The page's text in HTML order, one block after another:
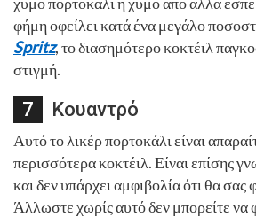
φήμη οφείλει κατά ένα μεγάλο
Spritz, το διασημότερο κοκτέιλ
στιγμή.
Κουαντρό
Αυτό το λικέρ πορτοκάλι είναι
περισσότερα κοκτέιλ. Είναι επίσης
και δεν υπάρχει αμφιβολία ότι θα σας
Άλλωστε χωρίς αυτό δεν μπορείτε να